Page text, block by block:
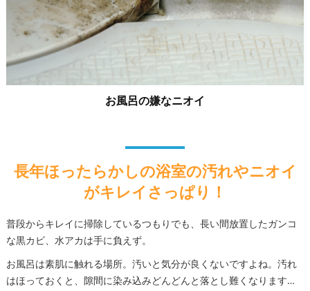
お風呂の嫌なニオイ
長年ほったらかしの浴室の汚れやニオイ
がキレイさっぱり！
普段からキレイに掃除しているつもりでも、長い間放置したガンコ
な黒カビ、水アカは手に負えず。
お風呂は素肌に触れる場所。汚いと気分が良くないですよね。汚れ
はほっておくと、隙間に染み込みどんどんと落とし難くなります…